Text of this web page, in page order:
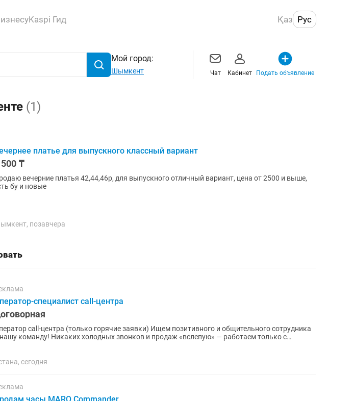
Kaspi Гид Қаз Рус
Мой город:
Шымкент Чат Кабинет Подать объявление
(1)
платье для выпускного классный вариант
₸
вечерние платья 42,44,46р, для выпускного отличный вариант, цена от 2500 и выше,
бу и новые
позавчера
специалист call-центра
call-центра (только горячие заявки) Ищем позитивного и общительного сотрудника
команду! Никаких холодных звонков и продаж «вслепую» — работаем только с
сегодня